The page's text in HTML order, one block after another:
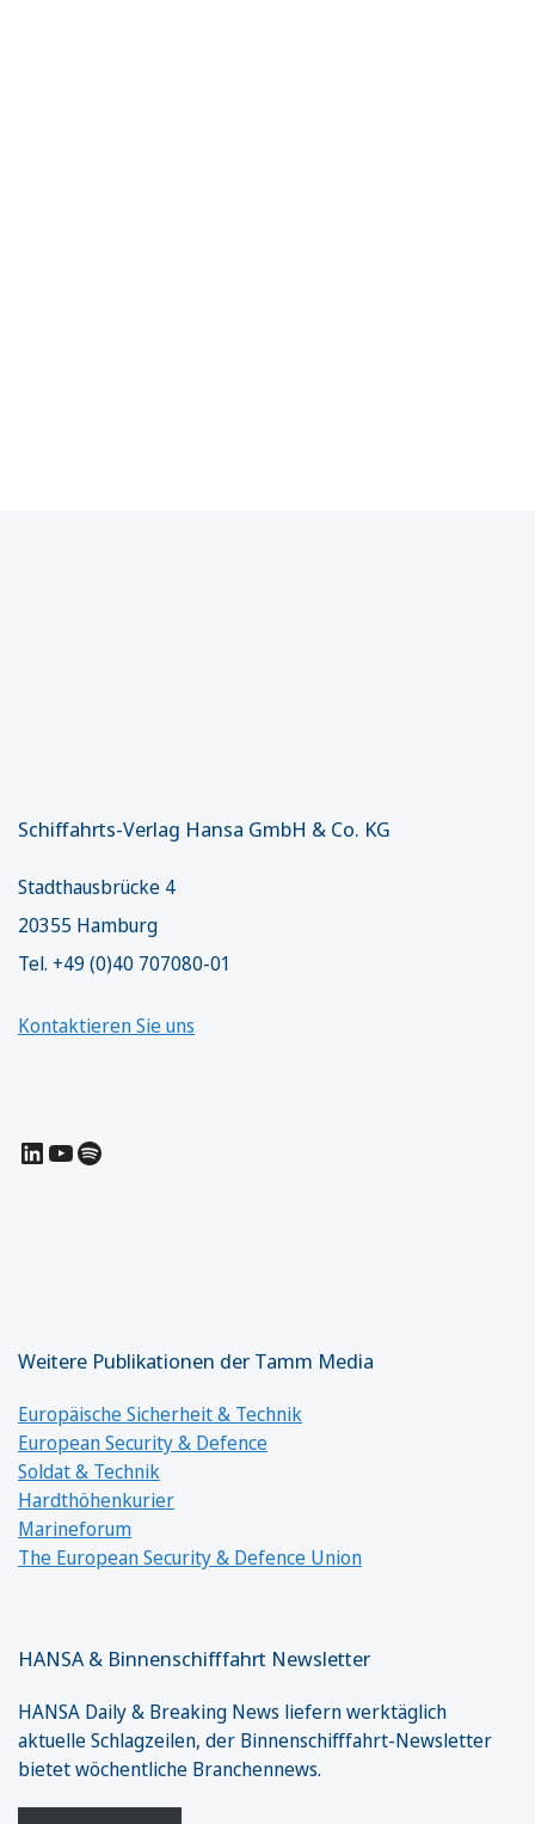
Schiffahrts-Verlag Hansa GmbH & Co. KG
Stadthausbrücke 4
20355 Hamburg
Tel. +49 (0)40 707080-01
Kontaktieren Sie uns
LinkedIn
YouTube
Spotify
Weitere Publikationen der Tamm Media
Europäische Sicherheit & Technik
European Security & Defence
Soldat & Technik
Hardthöhenkurier
Marineforum
The European Security & Defence Union
HANSA & Binnenschifffahrt Newsletter
HANSA Daily & Breaking News liefern werktäglich
aktuelle Schlagzeilen, der Binnenschifffahrt-Newsletter
bietet wöchentliche Branchennews.